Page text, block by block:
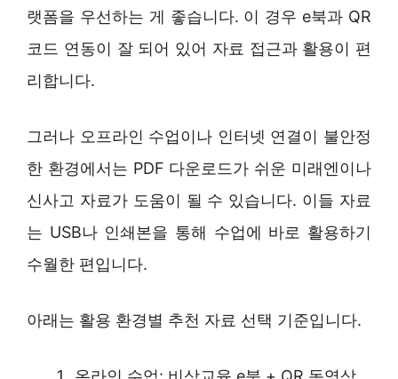
랫폼을 우선하는 게 좋습니다. 이 경우 e북과 QR
코드 연동이 잘 되어 있어 자료 접근과 활용이 편
리합니다.
그러나 오프라인 수업이나 인터넷 연결이 불안정
한 환경에서는 PDF 다운로드가 쉬운 미래엔이나
신사고 자료가 도움이 될 수 있습니다. 이들 자료
는 USB나 인쇄본을 통해 수업에 바로 활용하기
수월한 편입니다.
아래는 활용 환경별 추천 자료 선택 기준입니다.